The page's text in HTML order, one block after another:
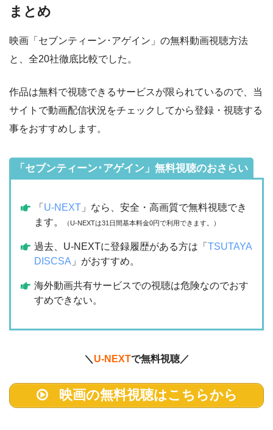
まとめ
映画「セブンティーン･アゲイン」の無料動画視聴方法
と、全20社徹底比較でした。
作品は無料で視聴できるサービスが限られているので、当
サイトで動画配信状況をチェックしてから登録・視聴する
事をおすすめします。
「セブンティーン･アゲイン」無料視聴のおさらい
「 U-NEXT 」なら、安全・高画質で無料視聴でき
ます。
（U-NEXTは31日間基本料金0円で利用できます。）
過去、U-NEXTに登録履歴がある方は「TSUTAYA
DISCSA 」がおすすめ。
海外動画共有サービスでの視聴は危険なのでおす
すめできない。
＼ U-NEXTで無料視聴／
映画の無料視聴はこちらから